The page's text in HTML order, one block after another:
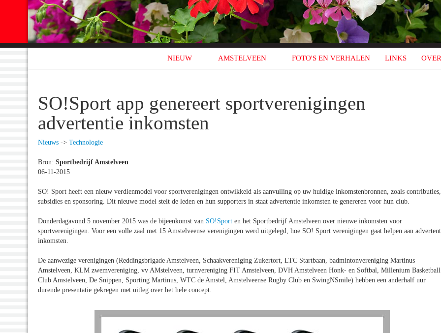
NIEUW AMSTELVEEN FOTO'S EN VERHALEN LINKS
SO!Sport app genereert sportverenigingen
advertentie inkomsten
Nieuws -> Technologie
Bron: Sportbedrijf Amstelveen
06-11-2015
SO! Sport heeft een nieuw verdienmodel voor sportverenigingen ontwikkeld als aanvulling op uw huidige inkomstenbronnen, zoals contributies,
subsidies en sponsoring. Dit nieuwe model stelt de leden en hun supporters in staat advertentie inkomsten te genereren voor hun club.
Donderdagavond 5 november 2015 was de bijeenkomst van SO!Sport en het Sportbedrijf Amstelveen over nieuwe inkomsten voor
sportverenigingen. Voor een volle zaal met 15 Amstelveense verenigingen werd uitgelegd, hoe SO! Sport verenigingen gaat helpen aan
inkomsten.
De aanwezige verenigingen (Reddingsbrigade Amstelveen, Schaakvereniging Zukertort, LTC Startbaan, badmintonvereniging Martinus
Amstelveen, KLM zwemvereniging, vv AMstelveen, turnvereniging FIT Amstelveen, DVH Amstelveen Honk- en Softbal, Millenium Basketball
Club Amstelveen, De Snippen, Sporting Martinus, WTC de Amstel, Amstelveense Rugby Club en SwingNSmile) hebben een anderhalf uur
durende presentatie gekregen met uitleg over het hele concept.